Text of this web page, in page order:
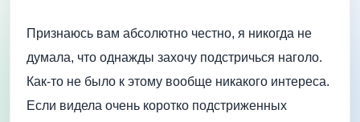
Признаюсь вам абсолютно честно, я никогда не
думала, что однажды захочу подстричься наголо.
Как-то не было к этому вообще никакого интереса.
Если видела очень коротко подстриженных